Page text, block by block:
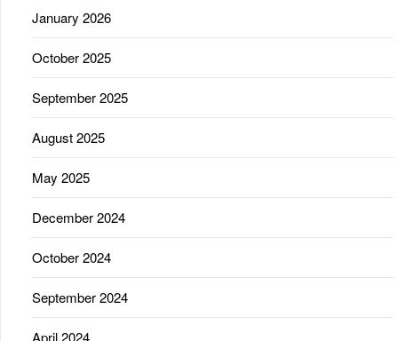
January 2026
October 2025
September 2025
August 2025
May 2025
December 2024
October 2024
September 2024
April 2024